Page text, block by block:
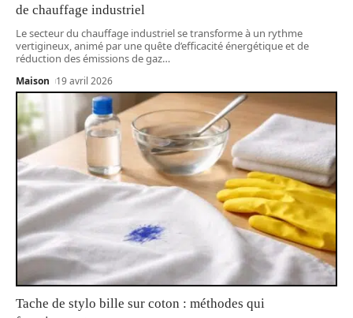
de chauffage industriel
Le secteur du chauffage industriel se transforme à un rythme
vertigineux, animé par une quête d’efficacité énergétique et de
réduction des émissions de gaz…
Maison 19 avril 2026
Tache de stylo bille sur coton : méthodes qui